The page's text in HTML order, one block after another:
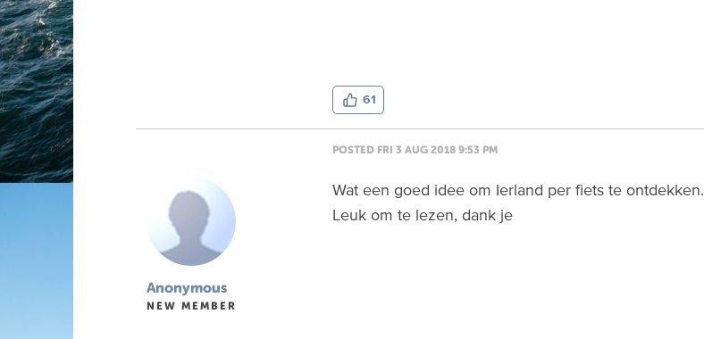
61
POSTED FRI 3 AUG 2018 9:53 PM
Anonymous
NEW MEMBER
Wat een goed idee om Ierland per fiets te ontdekken.
Leuk om te lezen, dank je